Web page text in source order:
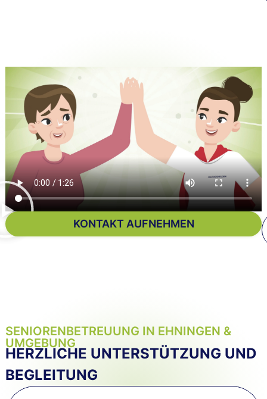
KONTAKT AUFNEHMEN
SENIORENBETREUUNG IN EHNINGEN &
UMGEBUNG
HERZLICHE UNTERSTÜTZUNG UND
BEGLEITUNG